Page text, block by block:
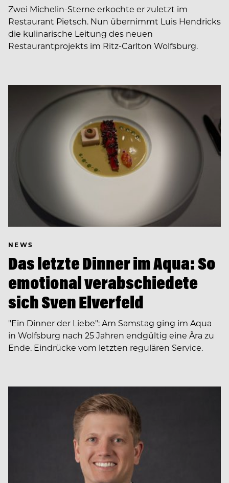
Zwei Michelin-Sterne erkochte er zuletzt im
Restaurant Pietsch. Nun übernimmt Luis Hendricks
die kulinarische Leitung des neuen
Restaurantprojekts im Ritz-Carlton Wolfsburg.
NEWS
Das letzte Dinner im Aqua: So
emotional verabschiedete
sich Sven Elverfeld
"Ein Dinner der Liebe": Am Samstag ging im Aqua
in Wolfsburg nach 25 Jahren endgültig eine Ära zu
Ende. Eindrücke vom letzten regulären Service.